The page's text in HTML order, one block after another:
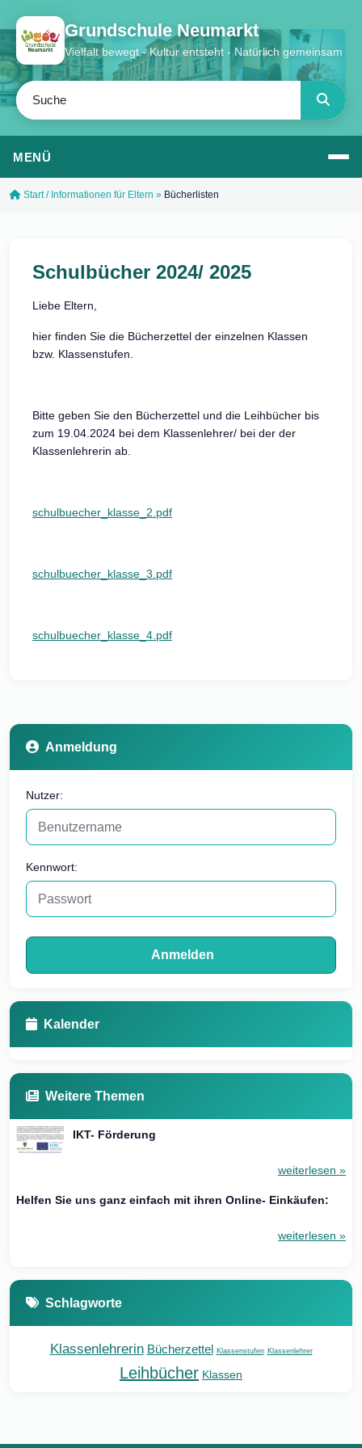
Grundschule Neumarkt
Vielfalt bewegt - Kultur entsteht - Natürlich gemeinsam
Anmeldung
Nutzer:
Kennwort:
Anmelden
Kalender
Weitere Themen
IKT- Förderung
weiterlesen »
Helfen Sie uns ganz einfach mit ihren Online- Einkäufen:
weiterlesen »
Schlagworte
Klassenlehrerin Bücherzettel Klassenstufen Klassenlehrer
Leihbücher Klassen
Schulbücher 2024/ 2025
Liebe Eltern,
hier finden Sie die Bücherzettel der einzelnen Klassen
bzw. Klassenstufen.
Bitte geben Sie den Bücherzettel und die Leihbücher bis
zum 19.04.2024 bei dem Klassenlehrer/ bei der der
Klassenlehrerin ab.
schulbuecher_klasse_2.pdf
schulbuecher_klasse_3.pdf
schulbuecher_klasse_4.pdf
MENÜ
Start/ Informationen für Eltern » Bücherlisten